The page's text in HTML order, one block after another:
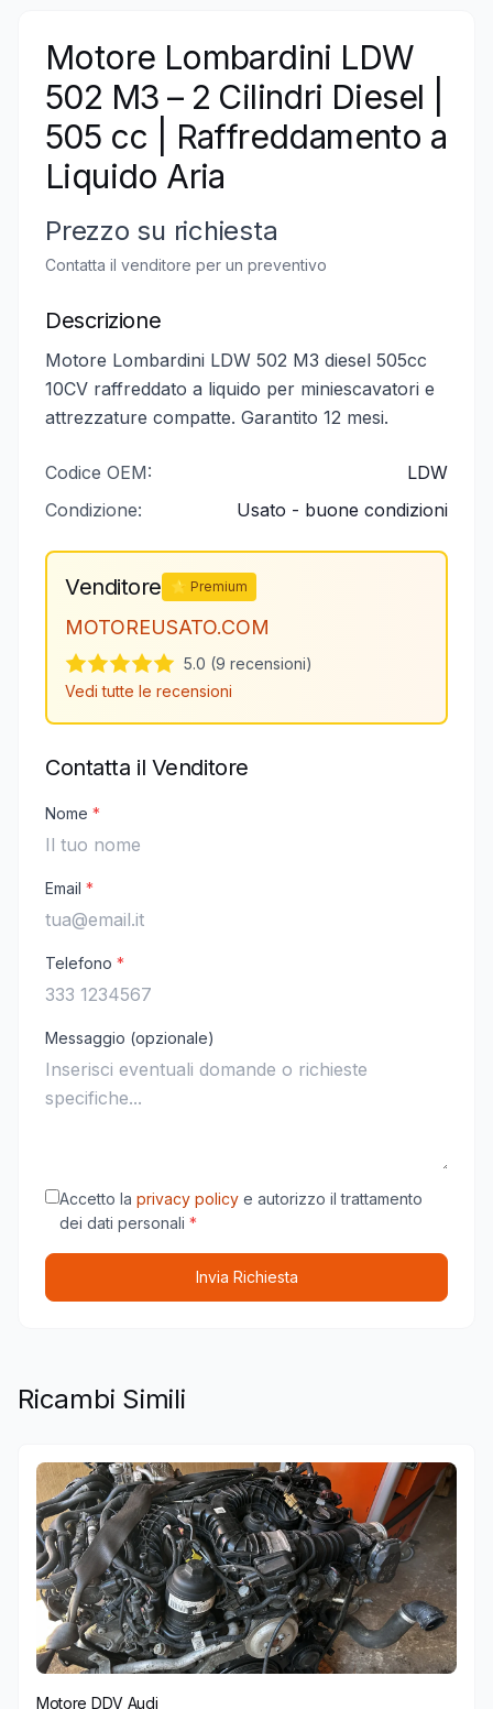
Motore Lombardini LDW
502 M3 – 2 Cilindri Diesel |
505 cc | Raffreddamento a
Liquido Aria
Prezzo su richiesta
Contatta il venditore per un preventivo
Descrizione
Motore Lombardini LDW 502 M3 diesel 505cc
10CV raffreddato a liquido per miniescavatori e
attrezzature compatte. Garantito 12 mesi.
Codice OEM:
LDW
Condizione:
Usato - buone condizioni
Venditore ⭐ Premium
MOTOREUSATO.COM
5.0 (9 recensioni)
Vedi tutte le recensioni
Contatta il Venditore
Nome *
Email *
Telefono *
Messaggio (opzionale)
Accetto la privacy policy e autorizzo il trattamento
dei dati personali *
Invia Richiesta
Ricambi Simili
Motore DDV Audi